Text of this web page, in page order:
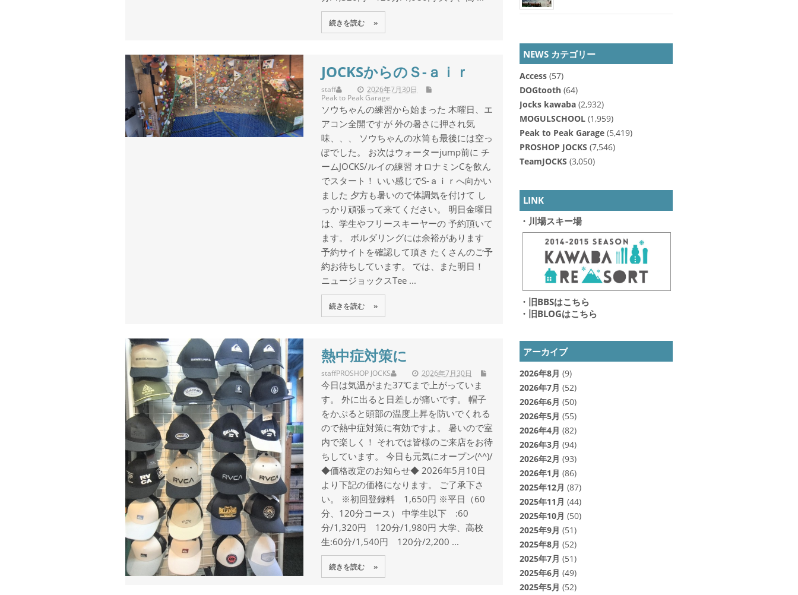
続きを読む »
JOCKSからのＳ-ａｉｒ
staff
2026年7月30日
Peak to Peak Garage
ソウちゃんの練習から始まった 木曜日、エ
アコン全開ですが 外の暑さに押され気
味、、、 ソウちゃんの水筒も最後には空っ
ぽでした。 お次はウォーターjump前に チ
ームJOCKS/ルイの練習 オロナミンCを飲ん
でスタート！ いい感じでS-ａｉｒへ向かい
ました 夕方も暑いので体調気を付けて し
っかり頑張って来てください。 明日金曜日
は、学生やフリースキーヤーの 予約頂いて
ます。 ボルダリングには余裕があります
予約サイトを確認して頂き たくさんのご予
約お待ちしています。 では、また明日！
ニュージョックスTee ...
続きを読む »
熱中症対策に
staff 2026年7月30日
PROSHOP JOCKS
今日は気温がまた37℃まで上がっていま
す。 外に出ると日差しが痛いです。 帽子
をかぶると頭部の温度上昇を防いでくれる
ので熱中症対策に有効ですよ。 暑いので室
内で楽しく！ それでは皆様のご来店をお待
ちしています。 今日も元気にオープン(^^)/
◆価格改定のお知らせ◆ 2026年5月10日
より下記の価格になります。 ご了承下さ
い。 ※初回登録料 1,650円 ※平日（60
分、120分コース） 中学生以下 :60
分/1,320円 120分/1,980円 大学、高校
生:60分/1,540円 120分/2,200 ...
続きを読む »
NEWS カテゴリー
Access(57)
DOGtooth(64)
Jocks kawaba(2,932)
MOGULSCHOOL(1,959)
Peak to Peak Garage(5,419)
PROSHOP JOCKS (7,546)
TeamJOCKS (3,050)
LINK
・川場スキー場
・旧BBSはこちら
・旧BLOGはこちら
アーカイブ
2026年8月 (9)
2026年7月 (52)
2026年6月 (50)
2026年5月 (55)
2026年4月 (82)
2026年3月 (94)
2026年2月 (93)
2026年1月 (86)
2025年12月 (87)
2025年11月 (44)
2025年10月 (50)
2025年9月 (51)
2025年8月 (52)
2025年7月 (51)
2025年6月 (49)
2025年5月 (52)